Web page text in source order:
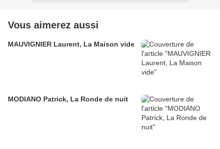
Vous aimerez aussi
MAUVIGNIER Laurent, La Maison vide
MODIANO Patrick, La Ronde de nuit